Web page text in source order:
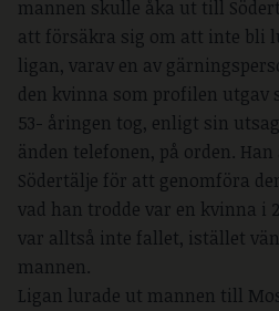
mannen skulle åka ut till
att försäkra sig om att inte bli
ligan, varav en av
den kvinna som profilen utgav
53- åringen tog, enligt sin
änden telefonen, på orden.
Södertälje för att genomföra
vad han trodde var en kvinna i
var alltså inte fallet, istället
mannen.
Ligan lurade ut mannen till